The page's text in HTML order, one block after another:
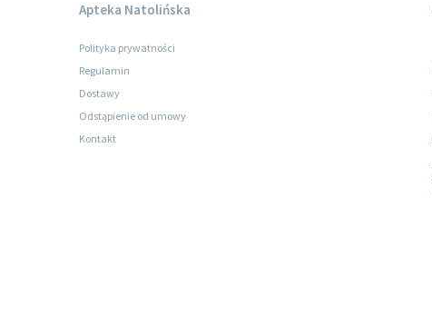
Apteka Natolińska
Polityka prywatności
Regulamin
Dostawy
Odstąpienie od umowy
Kontakt